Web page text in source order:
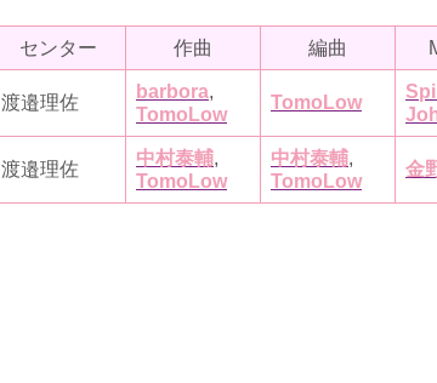
センター 作曲 編曲
渡邉理佐
barbora,
TomoLow
TomoLow
渡邉理佐
中村泰輔,
TomoLow
中村泰輔,
TomoLow
金